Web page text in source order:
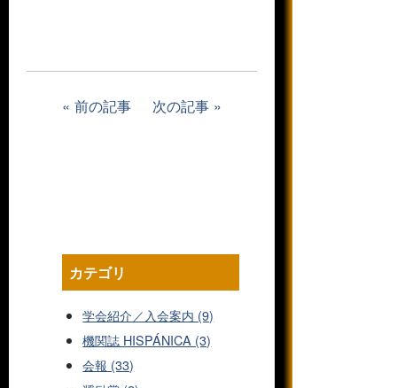
前の記事 次の記事
カテゴリ
学会紹介／入会案内 (9)
機関誌 HISPÁNICA (3)
会報 (33)